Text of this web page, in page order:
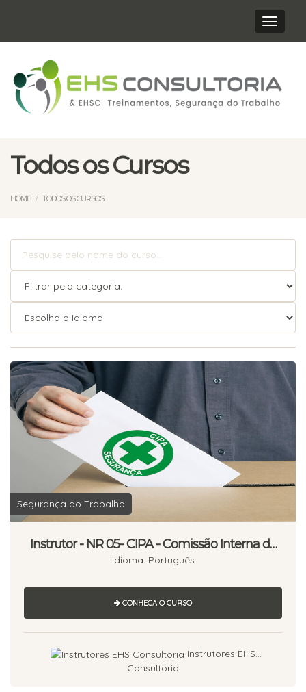
Todos os Cursos
HOME TODOS OS CURSOS
Segurança do Trabalho
Instrutor - NR 05- CIPA - Comissão Interna de
Prevenção de Acidentes - 40 horas
Idioma: Português
CONHEÇA O CURSO
Instrutores EHS
Consultoria